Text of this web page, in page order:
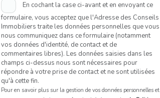
En cochant la case ci-avant et en envoyant ce
formulaire, vous acceptez que l'Adresse des Conseils
Immobiliers traite les données personnelles que vous
nous communiquez dans ce formulaire (notamment
vos données d'identité, de contact et de
commentaires libres). Les données saisies dans les
champs ci-dessus nous sont nécessaires pour
répondre à votre prise de contact et ne sont utilisées
qu'à cette fin.
Pour en savoir plus sur la gestion de vos données personnelles et